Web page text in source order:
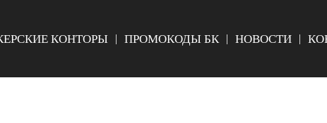
КОНТОРЫ ПРОМОКОДЫ БК НОВОСТИ